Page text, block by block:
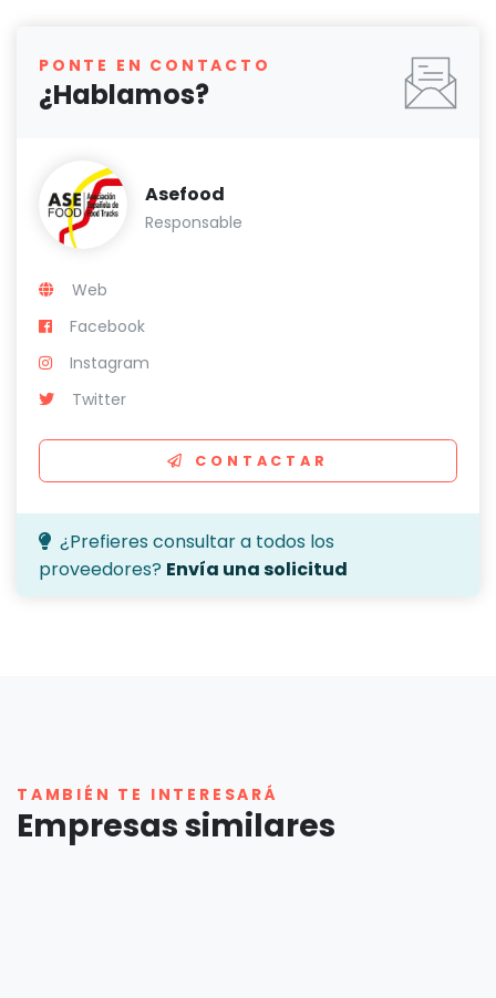
PONTE EN CONTACTO
¿Hablamos?
Asefood
Responsable
Web
Facebook
Instagram
Twitter
CONTACTAR
¿Prefieres consultar a todos los
proveedores? Envía una solicitud
TAMBIÉN TE INTERESARÁ
Empresas similares